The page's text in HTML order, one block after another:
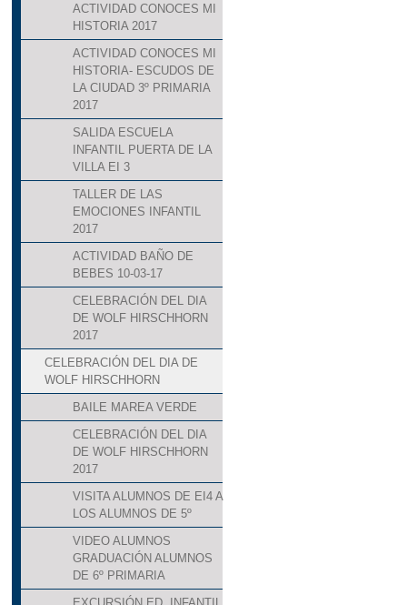
ACTIVIDAD CONOCES MI
HISTORIA 2017
ACTIVIDAD CONOCES MI
HISTORIA- ESCUDOS DE
LA CIUDAD 3º PRIMARIA
2017
SALIDA ESCUELA
INFANTIL PUERTA DE LA
VILLA EI 3
TALLER DE LAS
EMOCIONES INFANTIL
2017
ACTIVIDAD BAÑO DE
BEBES 10-03-17
CELEBRACIÓN DEL DIA
DE WOLF HIRSCHHORN
2017
CELEBRACIÓN DEL DIA DE
WOLF HIRSCHHORN
BAILE MAREA VERDE
CELEBRACIÓN DEL DIA
DE WOLF HIRSCHHORN
2017
VISITA ALUMNOS DE EI4 A
LOS ALUMNOS DE 5º
VIDEO ALUMNOS
GRADUACIÓN ALUMNOS
DE 6º PRIMARIA